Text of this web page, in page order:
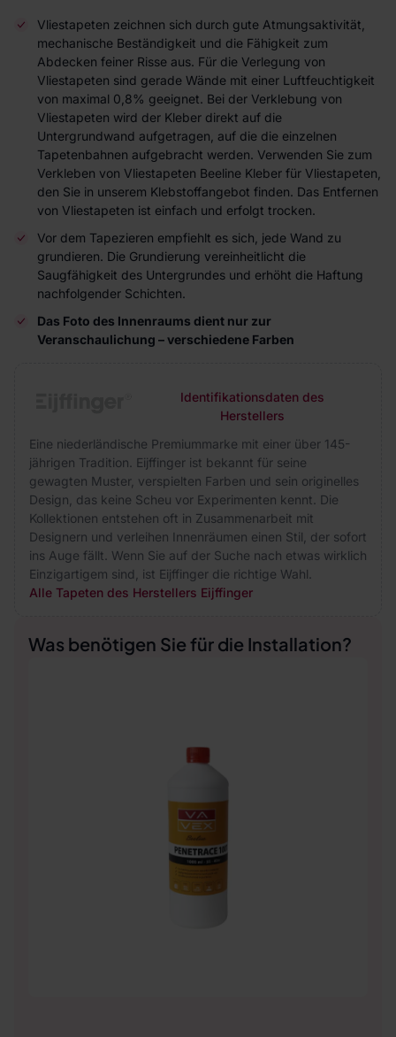
Vliestapeten zeichnen sich durch gute Atmungsaktivität,
mechanische Beständigkeit und die Fähigkeit zum
Abdecken feiner Risse aus. Für die Verlegung von
Vliestapeten sind gerade Wände mit einer Luftfeuchtigkeit
von maximal 0,8% geeignet. Bei der Verklebung von
Vliestapeten wird der Kleber direkt auf die
Untergrundwand aufgetragen, auf die die einzelnen
Tapetenbahnen aufgebracht werden. Verwenden Sie zum
Verkleben von Vliestapeten Beeline Kleber für Vliestapeten,
den Sie in unserem Klebstoffangebot finden. Das Entfernen
von Vliestapeten ist einfach und erfolgt trocken.
Vor dem Tapezieren empfiehlt es sich, jede Wand zu
grundieren. Die Grundierung vereinheitlicht die
Saugfähigkeit des Untergrundes und erhöht die Haftung
nachfolgender Schichten.
Das Foto des Innenraums dient nur zur
Veranschaulichung – verschiedene Farben
Identifikationsdaten des
Herstellers
Eine niederländische Premiummarke mit einer über 145-
jährigen Tradition. Eijffinger ist bekannt für seine
gewagten Muster, verspielten Farben und sein originelles
Design, das keine Scheu vor Experimenten kennt. Die
Kollektionen entstehen oft in Zusammenarbeit mit
Designern und verleihen Innenräumen einen Stil, der sofort
ins Auge fällt. Wenn Sie auf der Suche nach etwas wirklich
Einzigartigem sind, ist Eijffinger die richtige Wahl.
Alle Tapeten des Herstellers Eijffinger
Was benötigen Sie für die Installation?